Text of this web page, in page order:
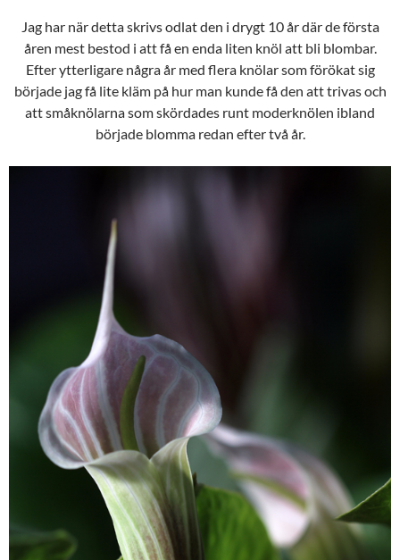
Jag har när detta skrivs odlat den i drygt 10 år där de första
åren mest bestod i att få en enda liten knöl att bli blombar.
Efter ytterligare några år med flera knölar som förökat sig
började jag få lite kläm på hur man kunde få den att trivas och
att småknölarna som skördades runt moderknölen ibland
började blomma redan efter två år.